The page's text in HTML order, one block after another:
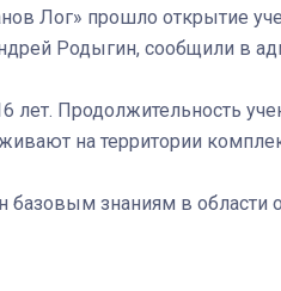
Лог» прошло открытие
Родыгин, сообщили в
Продолжительность
на территории
знаниям в области